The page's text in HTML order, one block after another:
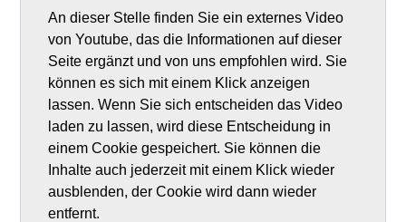
An dieser Stelle finden Sie ein externes Video
von Youtube, das die Informationen auf dieser
Seite ergänzt und von uns empfohlen wird. Sie
können es sich mit einem Klick anzeigen
lassen. Wenn Sie sich entscheiden das Video
laden zu lassen, wird diese Entscheidung in
einem Cookie gespeichert. Sie können die
Inhalte auch jederzeit mit einem Klick wieder
ausblenden, der Cookie wird dann wieder
entfernt.